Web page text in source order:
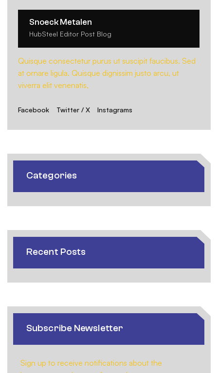
Snoeck Metalen
HubSteel Editor Post Blog
Quisque consectetur purus ut suscipit faucibus. Sed
at ornare ligula. Quisque dignissim justo arcu, ut
viverra elit venenatis,
Facebook Twitter / X Instagrams
Categories
Recent Posts
Subscribe Newsletter
Sign up to receive notifications about the